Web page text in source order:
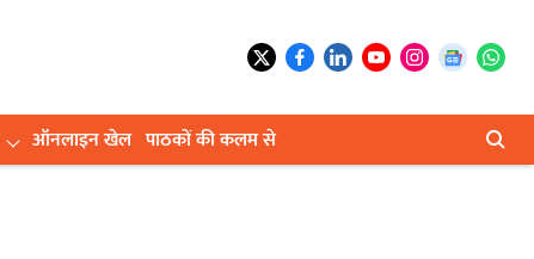
ऑनलाइन खेल पाठकों की कलम से